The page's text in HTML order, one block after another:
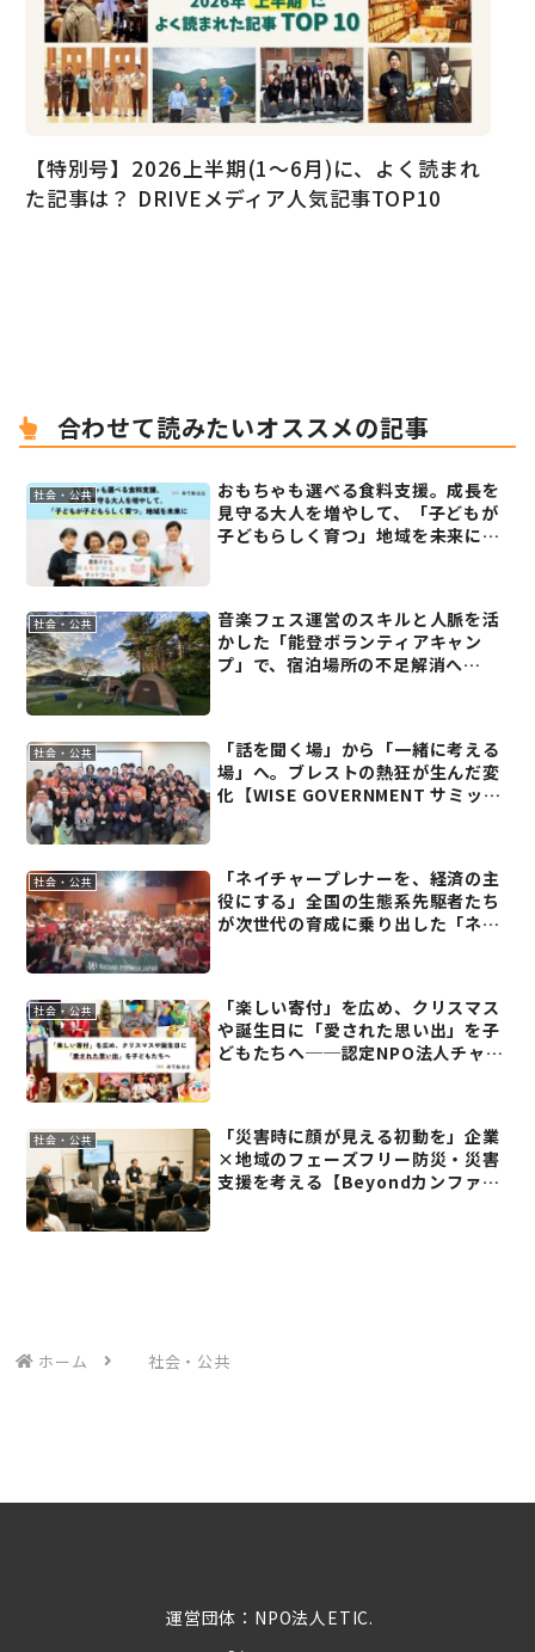
【特別号】2026上半期(1〜6月)に、よく読まれ
た記事は？ DRIVEメディア人気記事TOP10
合わせて読みたいオススメの記事
社会・公共
おもちゃも選べる食料支援。成長を
見守る大人を増やして、「子どもが
子どもらしく育つ」地域を未来に
社会・公共
音楽フェス運営のスキルと人脈を活
かした「能登ボランティアキャン
プ」で、宿泊場所の不足解消へ
社会・公共
「話を聞く場」から「一緒に考える
場」へ。ブレストの熱狂が生んだ変
化【WISE GOVERNMENT サミット
社会・公共
「ネイチャープレナーを、経済の主
役にする」全国の生態系先駆者たち
が次世代の育成に乗り出した「ネイ
社会・公共
「楽しい寄付」を広め、クリスマス
や誕生日に「愛された思い出」を子
どもたちへ──認定NPO法人チャリ
社会・公共
「災害時に顔が見える初動を」企業
×地域のフェーズフリー防災・災害
支援を考える【Beyondカンファレ
ホーム 社会・公共
運営団体：NPO法人ETIC.